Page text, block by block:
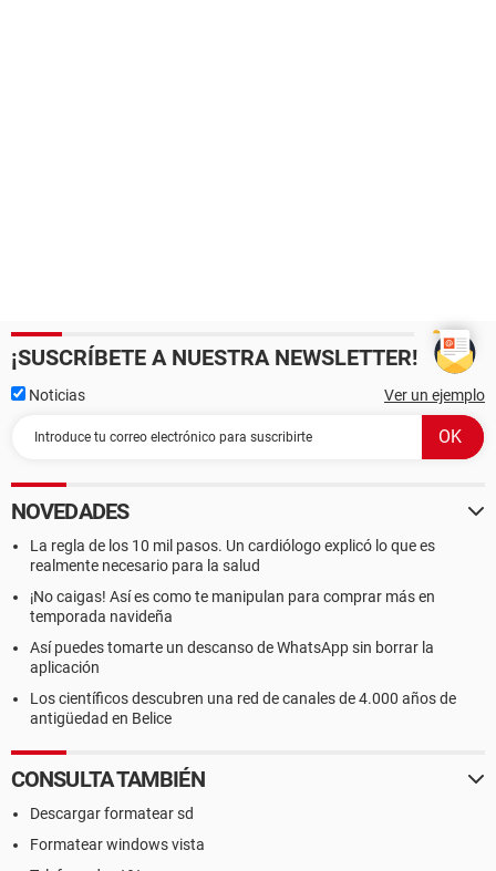
¡SUSCRÍBETE A NUESTRA NEWSLETTER!
Noticias Ver un ejemplo
NOVEDADES
La regla de los 10 mil pasos. Un cardiólogo explicó lo que es
realmente necesario para la salud
¡No caigas! Así es como te manipulan para comprar más en
temporada navideña
Así puedes tomarte un descanso de WhatsApp sin borrar la
aplicación
Los científicos descubren una red de canales de 4.000 años de
antigüedad en Belice
CONSULTA TAMBIÉN
Descargar formatear sd
Formatear windows vista